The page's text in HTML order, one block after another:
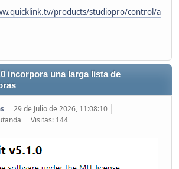
products/studiopro/control/a
incorpora una larga lista de
29 de Julio de 2026, 11:08:10
Visitas: 144